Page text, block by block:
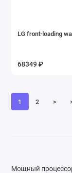
LG front-loading
68349 ₽
1 2 >
Мощный